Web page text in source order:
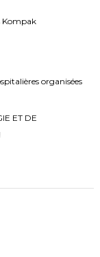
Kompak
organisées
ET DE